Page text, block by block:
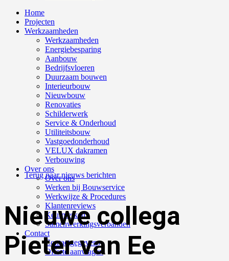
Home
Projecten
Werkzaamheden
Werkzaamheden
Energiebesparing
Aanbouw
Bedrijfsvloeren
Duurzaam bouwen
Interieurbouw
Nieuwbouw
Renovaties
Schilderwerk
Service & Onderhoud
Utiliteitsbouw
Vastgoedonderhoud
VELUX dakramen
Verbouwing
Over ons
Over ons
Werken bij Bouwservice
Werkwijze & Procedures
Klantenreviews
Keurmerken
Samenwerkingsverbanden
Contact
Contactgegevens
Offerte aanvragen
Terug naar nieuws berichten
Nieuwe collega
Pieter van Ee